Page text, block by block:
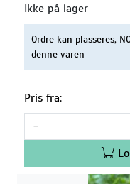
Ikke på lager
Ordre kan plasseres,
denne varen
Pris fra:
-